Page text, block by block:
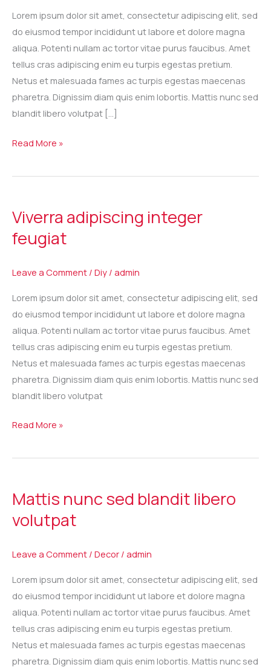
Lorem ipsum dolor sit amet, consectetur adipiscing elit, sed
do eiusmod tempor incididunt ut labore et dolore magna
aliqua. Potenti nullam ac tortor vitae purus faucibus. Amet
tellus cras adipiscing enim eu turpis egestas pretium.
Netus et malesuada fames ac turpis egestas maecenas
pharetra. Dignissim diam quis enim lobortis. Mattis nunc sed
blandit libero volutpat […]
Read More »
Viverra adipiscing integer
feugiat
Leave a Comment / Diy / admin
Lorem ipsum dolor sit amet, consectetur adipiscing elit, sed
do eiusmod tempor incididunt ut labore et dolore magna
aliqua. Potenti nullam ac tortor vitae purus faucibus. Amet
tellus cras adipiscing enim eu turpis egestas pretium.
Netus et malesuada fames ac turpis egestas maecenas
pharetra. Dignissim diam quis enim lobortis. Mattis nunc sed
blandit libero volutpat
integer
feugiat
Read More »
Mattis nunc sed blandit libero
volutpat
Leave a Comment / Decor / admin
Lorem ipsum dolor sit amet, consectetur adipiscing elit, sed
do eiusmod tempor incididunt ut labore et dolore magna
aliqua. Potenti nullam ac tortor vitae purus faucibus. Amet
tellus cras adipiscing enim eu turpis egestas pretium.
Netus et malesuada fames ac turpis egestas maecenas
pharetra. Dignissim diam quis enim lobortis. Mattis nunc sed
sed
blandit